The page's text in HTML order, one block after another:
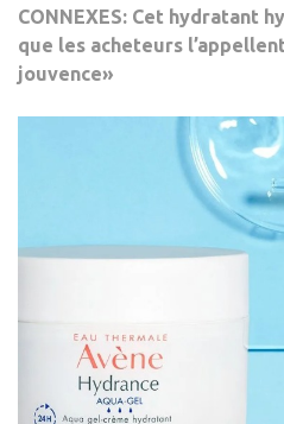
CONNEXES: Cet hydratant
que les acheteurs
jouvence»